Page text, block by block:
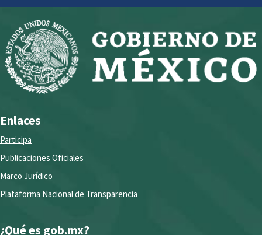
Enlaces
Participa
Publicaciones Oficiales
Marco Jurídico
Plataforma Nacional de Transparencia
¿Qué es gob.mx?